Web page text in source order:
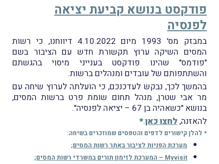
פודקסט בנושא קביעת יציאה
לפנסיה
במבזק מס' 1993 מיום 4.10.2022 דיווחנו, כי רשות
המסים השיקה ערוץ תקשורת חדש עם הציבור בשם
"פודמס" שהינו פודקסט בענייני מיסוי בהגשתם
והשתתפותם של עובדים ומנהלים ברשות.
בהמשך לכך, נבקש לעדכנכם, כי הועלתה לערוץ שיחה עם
מר אבי שטרן, מנהל תחום שומת פרט ברשות המסים,
בנושא "כשאהיה בן 67 – יציאה לפנסיה".
להאזנה,לחצו כאן.
*
* להלן קישורים לדפים והטפסים שמוזכרים בשיחה:
מערכת הפניות לציבור באתר רשות המסים;
Myvisit – המערכת לזימון תורים במשרדי רשות המסים
;